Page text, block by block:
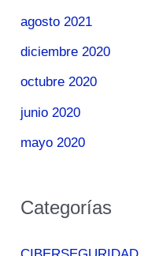
agosto 2021
diciembre 2020
octubre 2020
junio 2020
mayo 2020
Categorías